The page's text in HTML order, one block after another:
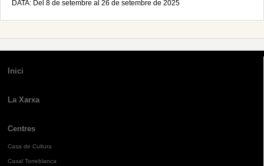
DATA: Del 8 de setembre al 26 de setembre de 2025
Inici
La Xarxa
Centres
Casa de Cultura
Casal Torreblanca